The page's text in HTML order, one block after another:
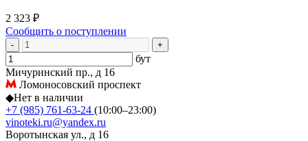
2 323 ₽
Сообщить о поступлении
- +
бут
Мичуринский пр., д 16
Ломоносовский проспект
◆Нет в наличии
+7 (985) 761-63-24 (10:00–23:00)
vinoteki.ru@yandex.ru
Воротынская ул., д 16